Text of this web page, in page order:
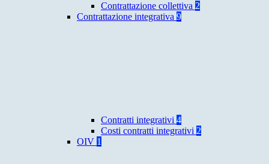
Contrattazione collettiva 2
Contrattazione integrativa 9
Contratti integrativi 4
Costi contratti integrativi 2
OIV 1